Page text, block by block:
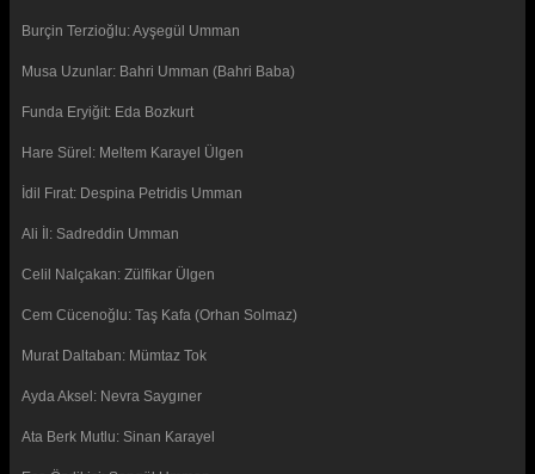
Burçin Terzioğlu: Ayşegül Umman
Musa Uzunlar: Bahri Umman (Bahri Baba)
Funda Eryiğit: Eda Bozkurt
Hare Sürel: Meltem Karayel Ülgen
İdil Fırat: Despina Petridis Umman
Ali İl: Sadreddin Umman
Celil Nalçakan: Zülfikar Ülgen
Cem Cücenoğlu: Taş Kafa (Orhan Solmaz)
Murat Daltaban: Mümtaz Tok
Ayda Aksel: Nevra Saygıner
Ata Berk Mutlu: Sinan Karayel